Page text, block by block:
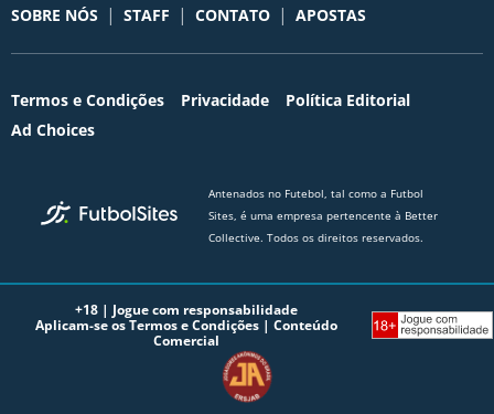
SOBRE NÓS | STAFF | CONTATO | APOSTAS
Termos e Condições Privacidade
Política Editorial
Ad Choices
Antenados no Futebol, tal como a Futbol
Sites, é uma empresa pertencente à Better
Collective. Todos os direitos reservados.
+18 | Jogue com responsabilidade
Aplicam-se os Termos e Condições | Conteúdo
Comercial